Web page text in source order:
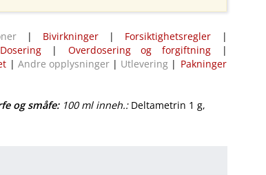
| Bivirkninger | Forsiktighetsregler |
Dosering | Overdosering og forgiftning |
|Andre opplysninger | Utlevering | Pakninger
og småfe: 100 ml inneh.:Deltametrin 1 g,